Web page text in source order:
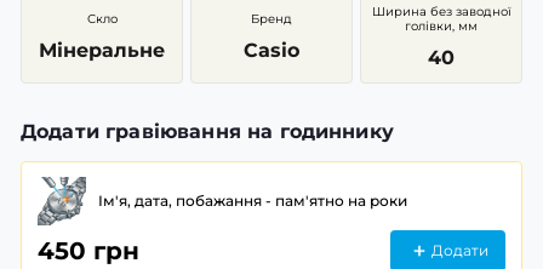
Скло
Мінеральне
Бренд
Casio
Ширина без заводної
голівки, мм
40
Додати гравіювання на годиннику
Ім'я, дата, побажання - пам'ятно на роки
450 грн Додати